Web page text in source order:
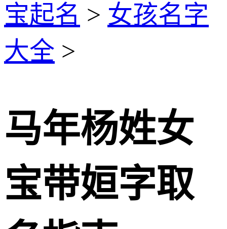
宝起名 > 女孩名字
大全 >
马年杨姓女
宝带姮字取